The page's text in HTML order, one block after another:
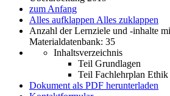
zum Anfang
Alles aufklappen Alles zuklappen
Anzahl der Lernziele und -inhalte
Materialdatenbank: 35
Inhaltsverzeichnis
Teil Grundlagen
Teil Fachlehrplan Ethik
Dokument als PDF herunterladen